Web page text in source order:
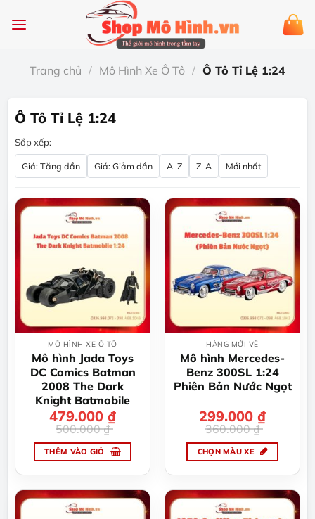
đến
Trang chủ / Mô Hình Xe Ô Tô / Ô Tô Tỉ Lệ 1:24
Ô Tô Tỉ Lệ 1:24
Sắp xếp:
Giá: Tăng dần Giá: Giảm dần A–Z Z–A Mới nhất
MÔ HÌNH XE Ô TÔ
Mô hình Jada Toys
DC Comics Batman
2008 The Dark
Knight Batmobile
500.000₫
Giá
gốc
là:
500.000 ₫.
479.000 ₫
Giá
hiện
tại
là:
479.000 ₫.
THÊM VÀO GIỎ
HÀNG MỚI VỀ
Mô hình Mercedes-
Benz 300SL 1:24
Phiên Bản Nước Ngọt
360.000₫
Giá
gốc
là:
360.000 ₫.
299.000 ₫
Giá
hiện
tại
là:
299.000 ₫.
CHỌN MÀU XE
này
có